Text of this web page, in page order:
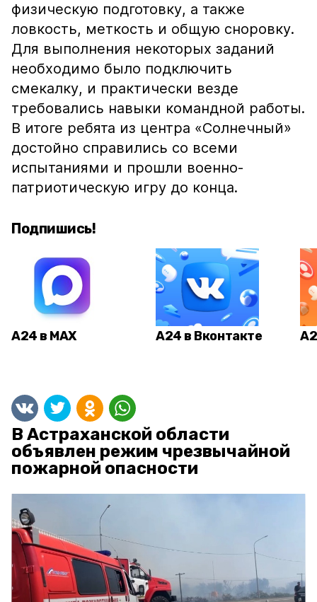
физическую подготовку, а также
ловкость, меткость и общую сноровку.
Для выполнения некоторых заданий
необходимо было подключить
смекалку, и практически везде
требовались навыки командной работы.
В итоге ребята из центра «Солнечный»
достойно справились со всеми
испытаниями и прошли военно-
патриотическую игру до конца.
Подпишись!
А24 в MAX А24 в Вконтакте
В Астраханской области
объявлен режим чрезвычайной
пожарной опасности